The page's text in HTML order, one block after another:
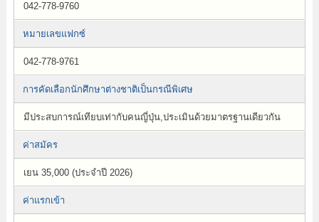
042-778-9760
หมายเลขแฟกซ์
042-778-9761
การคัดเลือกนักศึกษาต่างชาติเป็นกรณีพิเศษ
มีประสบการณ์เทียบเท่ากับคนญี่ปุ่น,ประเมินด้วยมาตรฐานเดียวกัน
ค่าสมัคร
เยน 35,000 (ประจำปี 2026)
ค่าแรกเข้า